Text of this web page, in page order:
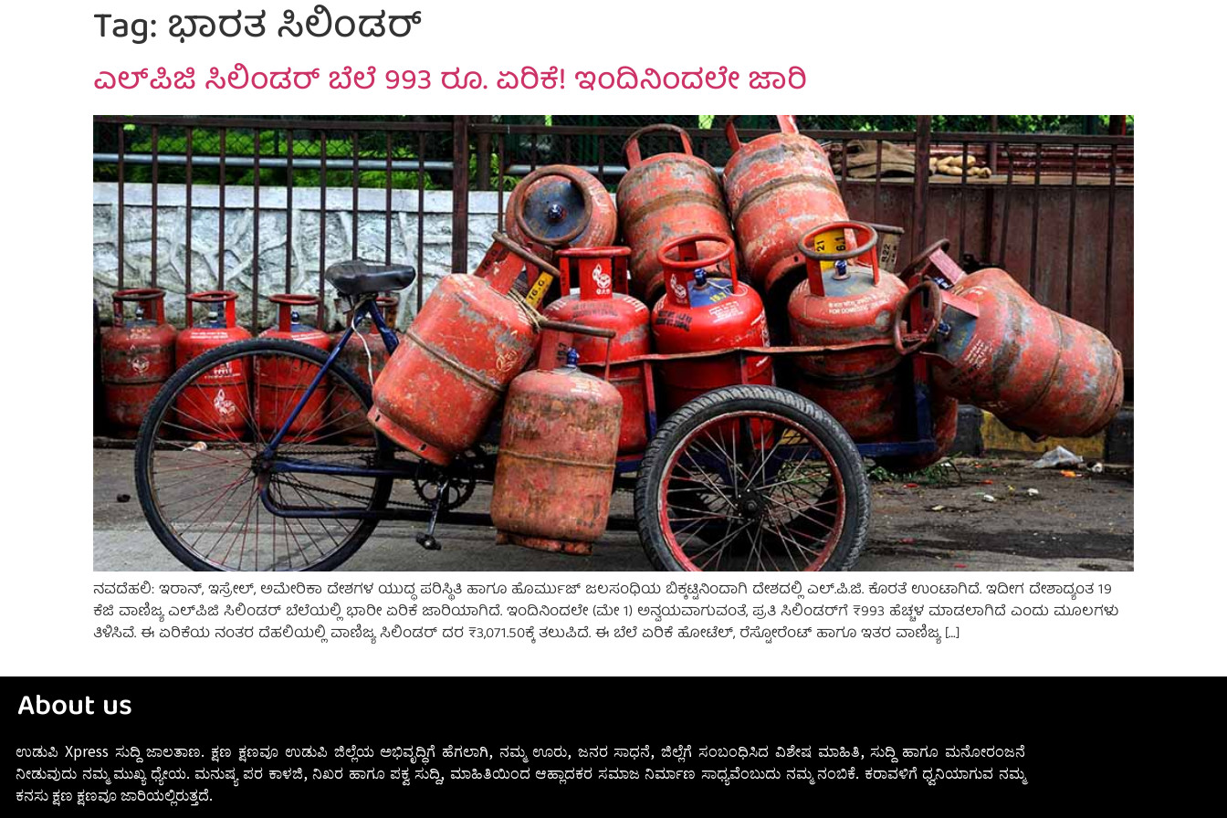
Tag: ಭಾರತ ಸಿಲಿಂಡರ್
ಎಲ್​ಪಿಜಿ ಸಿಲಿಂಡರ್ ಬೆಲೆ 993 ರೂ. ಏರಿಕೆ! ಇಂದಿನಿಂದಲೇ ಜಾರಿ
ನವದೆಹಲಿ: ಇರಾನ್, ಇಸ್ರೇಲ್, ಅಮೇರಿಕಾ ದೇಶಗಳ ಯುದ್ಧ ಪರಿಸ್ಥಿತಿ ಹಾಗೂ ಹೊರ್ಮುಜ್ ಜಲಸಂಧಿಯ ಬಿಕ್ಕಟ್ಟಿನಿಂದಾಗಿ ದೇಶದಲ್ಲಿ ಎಲ್.ಪಿ.ಜಿ. ಕೊರತೆ ಉಂಟಾಗಿದೆ. ಇದೀಗ ದೇಶಾದ್ಯಂತ 19
ಕೆಜಿ ವಾಣಿಜ್ಯ ಎಲ್‌ಪಿಜಿ ಸಿಲಿಂಡರ್ ಬೆಲೆಯಲ್ಲಿ ಭಾರೀ ಏರಿಕೆ ಜಾರಿಯಾಗಿದೆ. ಇಂದಿನಿಂದಲೇ (ಮೇ 1) ಅನ್ವಯವಾಗುವಂತೆ, ಪ್ರತಿ ಸಿಲಿಂಡರ್‌ಗೆ ₹993 ಹೆಚ್ಚಳ ಮಾಡಲಾಗಿದೆ ಎಂದು ಮೂಲಗಳು
ತಿಳಿಸಿವೆ. ಈ ಏರಿಕೆಯ ನಂತರ ದೆಹಲಿಯಲ್ಲಿ ವಾಣಿಜ್ಯ ಸಿಲಿಂಡರ್ ದರ ₹3,071.50ಕ್ಕೆ ತಲುಪಿದೆ. ಈ ಬೆಲೆ ಏರಿಕೆ ಹೋಟೆಲ್‌, ರೆಸ್ಟೋರೆಂಟ್ ಹಾಗೂ ಇತರ ವಾಣಿಜ್ಯ […]
About us
ಉಡುಪಿ Xpress ಸುದ್ದಿ ಜಾಲತಾಣ. ಕ್ಷಣ ಕ್ಷಣವೂ ಉಡುಪಿ ಜಿಲ್ಲೆಯ ಅಭಿವೃದ್ಧಿಗೆ ಹೆಗಲಾಗಿ, ನಮ್ಮ ಊರು, ಜನರ ಸಾಧನೆ, ಜಿಲ್ಲೆಗೆ ಸಂಬಂಧಿಸಿದ ವಿಶೇಷ ಮಾಹಿತಿ, ಸುದ್ದಿ ಹಾಗೂ ಮನೋರಂಜನೆ
ನೀಡುವುದು ನಮ್ಮ ಮುಖ್ಯ ಧ್ಯೇಯ. ಮನುಷ್ಯ ಪರ ಕಾಳಜಿ, ನಿಖರ ಹಾಗೂ ಪಕ್ವ ಸುದ್ದಿ, ಮಾಹಿತಿಯಿಂದ ಆಹ್ಲಾದಕರ ಸಮಾಜ ನಿರ್ಮಾಣ ಸಾಧ್ಯವೆಂಬುದು ನಮ್ಮ ನಂಬಿಕೆ. ಕರಾವಳಿಗೆ ಧ್ವನಿಯಾಗುವ ನಮ್ಮ
ಕನಸು ಕ್ಷಣ ಕ್ಷಣವೂ ಜಾರಿಯಲ್ಲಿರುತ್ತದೆ.